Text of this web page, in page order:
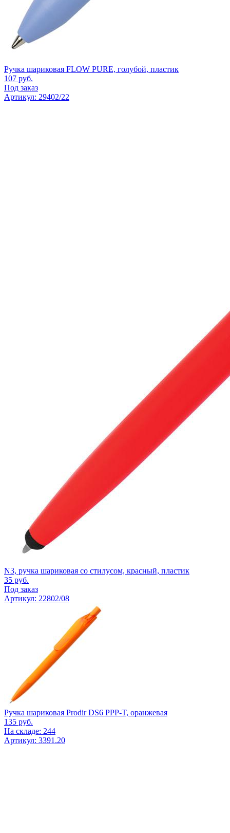
Ручка шариковая FLOW PURE, голубой, пластик
107 руб.
Под заказ
Артикул: 29402/22
N3, ручка шариковая со стилусом, красный, пластик
35 руб.
Под заказ
Артикул: 22802/08
Ручка шариковая Prodir DS6 PPP-T, оранжевая
135 руб.
На складе: 244
Артикул: 3391.20